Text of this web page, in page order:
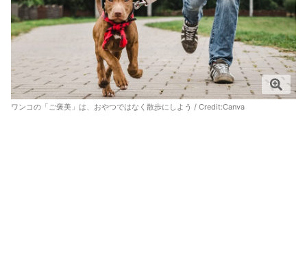
ワンコの「ご褒美」は、おやつではなく散歩にしよう / Credit:Canva